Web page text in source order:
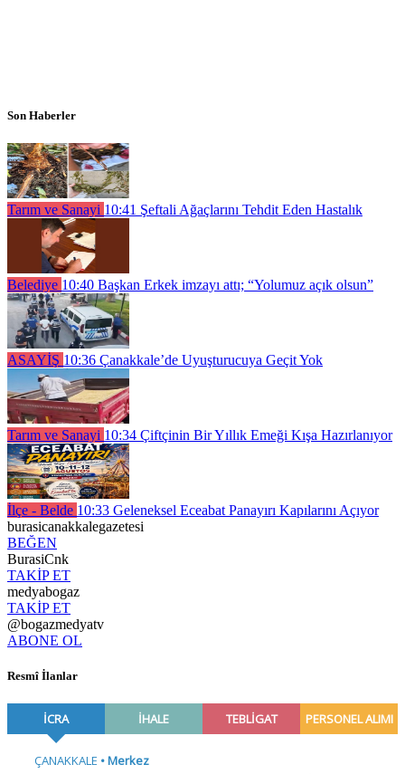
Son Haberler
Tarım ve Sanayi 10:41 Şeftali Ağaçlarını Tehdit Eden Hastalık
Belediye 10:40 Başkan Erkek imzayı attı; “Yolumuz açık olsun”
ASAYİŞ 10:36 Çanakkale’de Uyuşturucuya Geçit Yok
Tarım ve Sanayi 10:34 Çiftçinin Bir Yıllık Emeği Kışa Hazırlanıyor
İlçe - Belde 10:33 Geleneksel Eceabat Panayırı Kapılarını Açıyor
burasicanakkalegazetesi
BEĞEN
BurasiCnk
TAKİP ET
medyabogaz
TAKİP ET
@bogazmedyatv
ABONE OL
Resmî İlanlar